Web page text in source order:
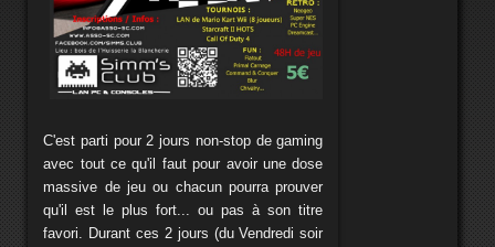
C'est parti pour 2 jours non-stop de gaming
avec tout ce qu'il faut pour avoir une dose
massive de jeu ou chacun pourra prouver
qu'il est le plus fort... ou pas à son titre
favori. Durant ces 2 jours (du Vendredi soir